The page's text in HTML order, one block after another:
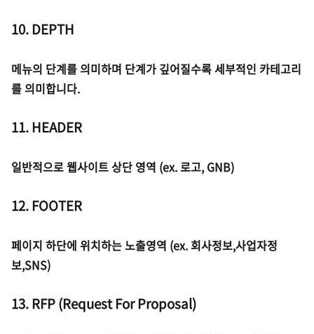
10. DEPTH
메뉴의 단계를 의미하며 단계가 깊어질수록 세부적인 카테고리
를 의미합니다.
11. HEADER
일반적으로 웹사이트 상단 영역 (ex. 로고, GNB)
12. FOOTER
페이지 하단에 위치하는 노출영역 (ex. 회사정보,사업자정
보,SNS)
13. RFP (Request For Proposal)